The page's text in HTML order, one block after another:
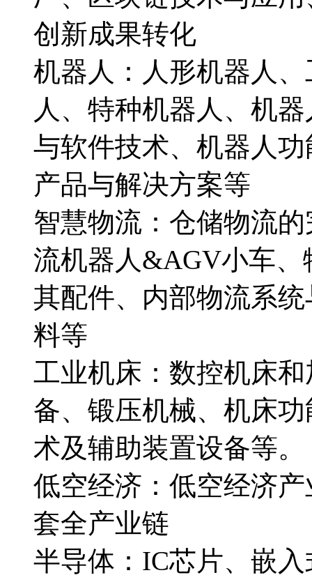
创新成果转化
机器人：人形机器人
人、特种机器人、机
与软件技术、机器人
产品与解决方案等
智慧物流：仓储物流
流机器人&AGV小车
其配件、内部物流系
料等
工业机床：数控机床
备、锻压机械、机床
术及辅助装置设备等。
低空经济：低空经济
套全产业链
半导体：IC芯片、嵌